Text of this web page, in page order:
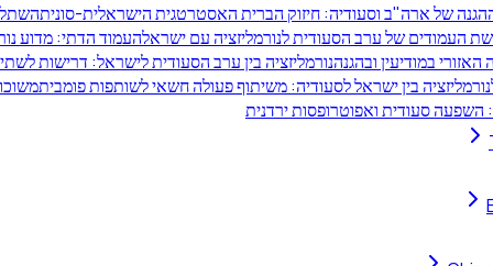
של ארה"ב וסעודיה: חיזוק הברית האסטרטגית הישראלית-סונית
העמודים של ערב הסעודית לנורמליזציה עם ישראלהעמוד הדתי: מדוע
במודיעין ובהגנהנורמליזציה בין ערב הסעודית לישראל: דרישות
נורמליזציה בין ישראל לסעודיה: משיתוף פעולה חשאי לשותפות פומבית
סעודית ואפוטרופסות ירדנית